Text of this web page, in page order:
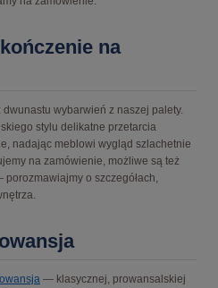
na
wybarwień z naszej palety.
stylu delikatne przetarcia
nadając meblowi wygląd szlachetnie
na zamówienie, możliwe są też
o szczegółach,
— klasycznej, prowansalskiej